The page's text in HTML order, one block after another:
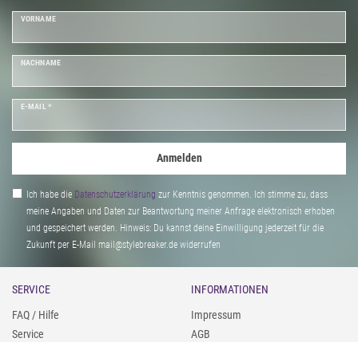
VORNAME
NACHNAME
E-MAIL *
Anmelden
Ich habe die Daten­schutz­erklärung zur Kenntnis genommen. Ich stimme zu, dass
meine Angaben und Daten zur Beantwortung meiner Anfrage elektronisch erhoben
und gespeichert werden. Hinweis: Du kannst deine Einwilligung jederzeit für die
Zukunft per E-Mail mail@stylebreaker.de widerrufen
SERVICE
FAQ / Hilfe
Service
INFORMATIONEN
Impressum
AGB